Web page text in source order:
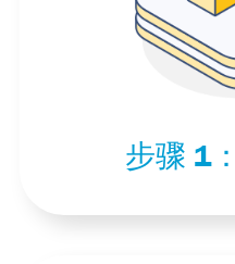
步骤 1：